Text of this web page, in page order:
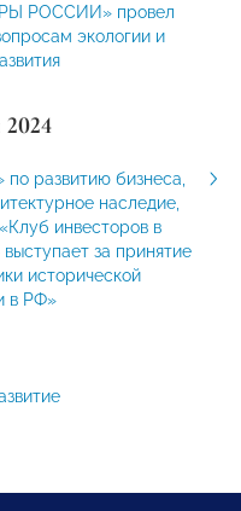
РОССИИ» провел
экологии и
развитию бизнеса,
наследие,
инвесторов в
за принятие
исторической
в РФ»